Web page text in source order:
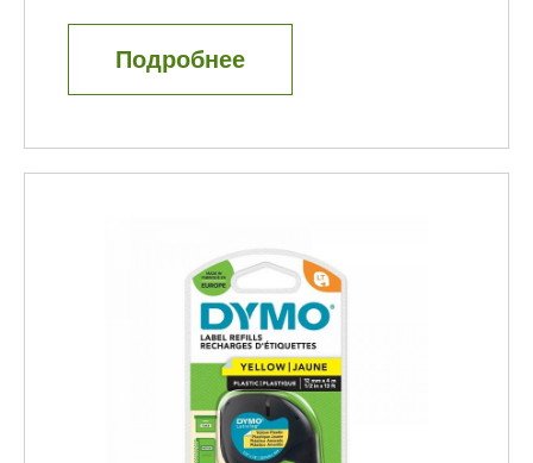
Подробнее